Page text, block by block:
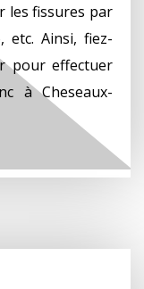
les fissures par
etc. Ainsi, fiez-
pour effectuer
à Cheseaux-